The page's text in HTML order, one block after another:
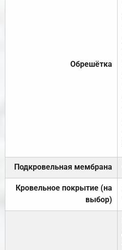
Обрешётка
Подкровельная мембрана
Кровельное покрытие (на
выбор)